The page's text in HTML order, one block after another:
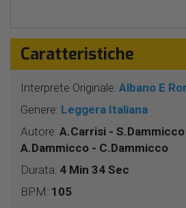
Caratteristiche
Interprete Originale: Albano E
Genere: Leggera Italiana
Autore: A.Carrisi -
A.Dammicco - C.Dammicco
Durata: 4 Min 34 Sec
BPM: 105